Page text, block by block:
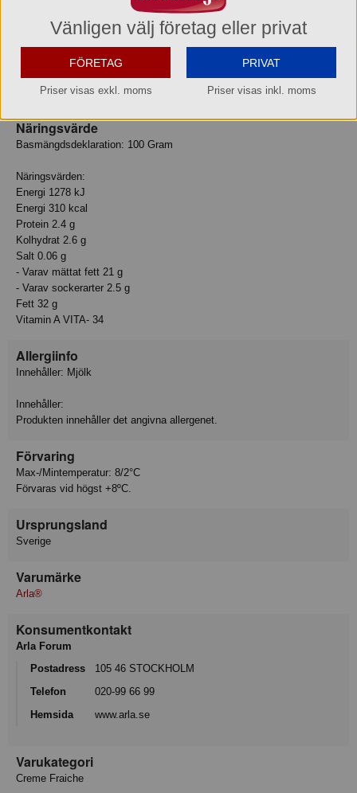
Relaterade sökord
Matlagning Creme Fraiche Arla Creme Fraiche
Ingredienser
Pastöriserad GRÄDDE, laktasenzym, syrningskultur.
Näringsvärde
Basmängdsdeklaration: 100 Gram
Näringsvärden:
Energi 1278 kJ
Energi 310 kcal
Protein 2.4 g
Kolhydrat 2.6 g
Salt 0.06 g
- Varav mättat fett 21 g
- Varav sockerarter 2.5 g
Fett 32 g
Vitamin A VITA- 34
Allergiinfo
Innehåller: Mjölk
Innehåller:
Produkten innehåller det angivna allergenet.
Förvaring
Max-/Mintemperatur: 8/2°C
Förvaras vid högst +8ºC.
Ursprungsland
Sverige
Varumärke
Arla®
Konsumentkontakt
Arla Forum
Postadress
105 46 STOCKHOLM
Telefon
020-99 66 99
Hemsida
www.arla.se
Varukategori
Creme Fraiche
Vänligen välj företag eller privat
FÖRETAG
Priser visas exkl. moms
PRIVAT
Priser visas inkl. moms